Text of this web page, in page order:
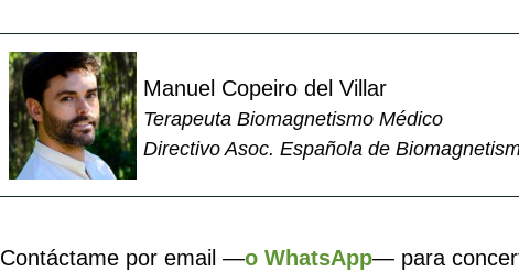
Manuel Copeiro del Villar
Terapeuta Biomagnetismo Médico
Directivo Asoc. Española de
Contáctame por email —o WhatsApp— para